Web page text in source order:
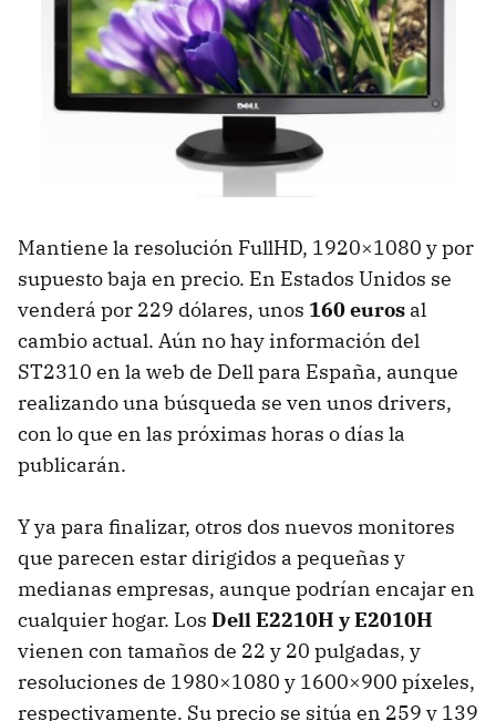
Mantiene la resolución FullHD, 1920×1080 y por
supuesto baja en precio. En Estados Unidos se
venderá por 229 dólares, unos 160 euros al
cambio actual. Aún no hay información del
ST2310 en la web de Dell para España, aunque
realizando una búsqueda se ven unos drivers,
con lo que en las próximas horas o días la
publicarán.
Y ya para finalizar, otros dos nuevos monitores
que parecen estar dirigidos a pequeñas y
medianas empresas, aunque podrían encajar en
cualquier hogar. Los Dell E2210H y E2010H
vienen con tamaños de 22 y 20 pulgadas, y
resoluciones de 1980×1080 y 1600×900 píxeles,
respectivamente. Su precio se sitúa en 259 y 139